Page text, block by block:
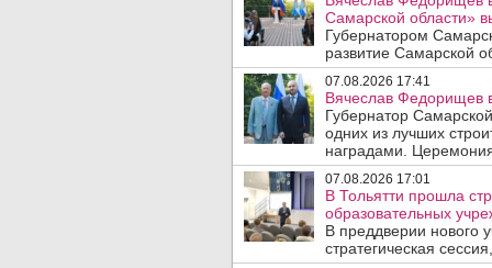
Самарской области»
Губернатором
развитие Самарской
07.08.2026 17:41
Вячеслав Федорищев
Губернатор
одних из лучших
наградами.
07.08.2026 17:01
В Тольятти прошла
образовательных
В преддверии нового
стратегическая